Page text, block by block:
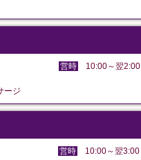
営時
10:00～翌2:00
ージ
営時
10:00～翌3:00